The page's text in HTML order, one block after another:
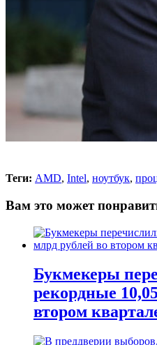
Теги: AMD, Intel, ноутбук,
Вам это может
Букмекеры
рекордные
втором